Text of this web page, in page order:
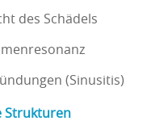
des Schädels
(Sinusitis)
Strukturen